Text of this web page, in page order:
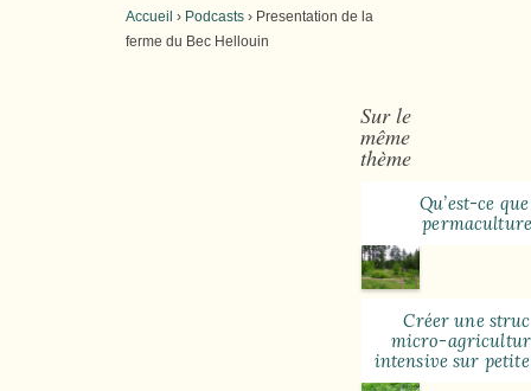
Accueil › Podcasts › Presentation de la
ferme du Bec Hellouin
Sur le
même
thème
Qu’est-ce
Créer une
micro-
intensive sur